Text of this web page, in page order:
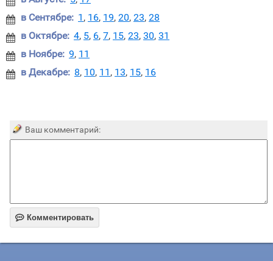
 в Сентябре: 1 , 16, 19, 20, 23, 28
 в Октябре: 4, 5, 6, 7, 15, 23, 30, 31
 в Ноябре: 9, 11
 в Декабре: 8, 10, 11 , 13, 15, 16
Ваш комментарий:
 Комментировать